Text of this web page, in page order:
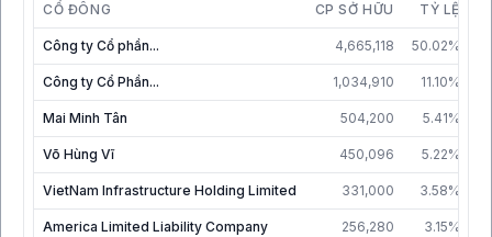
CỔ ĐÔNG CP SỞ HỮU TỶ LỆ
Công ty Cổ phần... 4,665,118 50.02%
Công ty Cổ Phần... 1,034,910 11.10%
Mai Minh Tân 504,200 5.41%
Võ Hùng Vĩ 450,096 5.22%
VietNam Infrastructure Holding Limited 331,000 3.58%
America Limited Liability Company 256,280 3.15%